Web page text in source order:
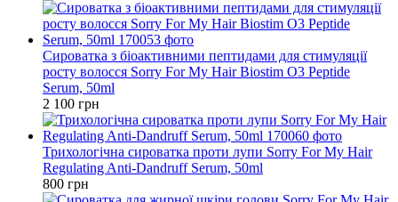
Сироватка з біоактивними пептидами для стимуляції
росту волосся Sorry For My Hair Biostim O3 Peptide
Serum, 50ml
2 100 грн
Трихологічна сироватка проти лупи Sorry For My Hair
Regulating Anti-Dandruff Serum, 50ml
800 грн